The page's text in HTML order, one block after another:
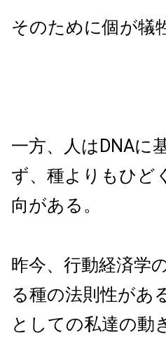
そのために個が犠
一方、人はDNAに
ず、種よりもひど
向がある。
昨今、行動経済学
る種の法則性があ
としての私達の動